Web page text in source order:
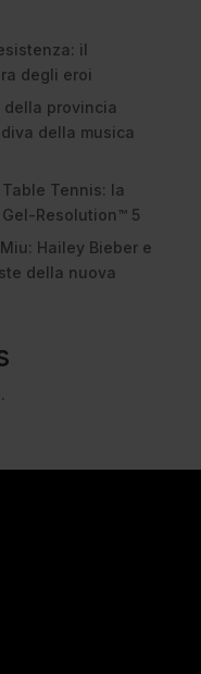
il
degli eroi
provincia
della musica
Tennis: la
Resolution™ 5
Hailey Bieber e
della nuova